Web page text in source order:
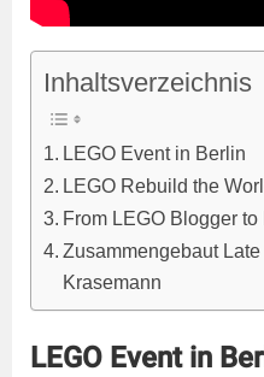
Inhaltsverzeichnis
LEGO Event in Berlin
LEGO Rebuild the
From LEGO Blogger
Zusammengebaut
Krasemann
LEGO Event in